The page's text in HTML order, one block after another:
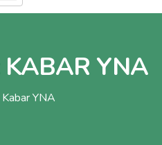
KABAR YNA
Kabar YNA